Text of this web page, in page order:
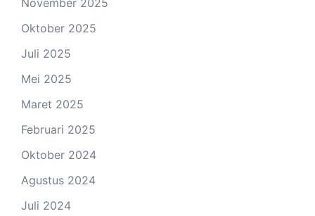
Oktober 2025
Juli 2025
Mei 2025
Maret 2025
Februari 2025
Oktober 2024
Agustus 2024
Juli 2024